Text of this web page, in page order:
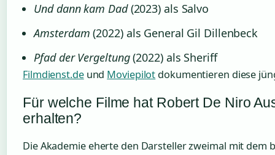
Und dann kam Dad(2023) als Salvo
Amsterdam (2022) als General Gil Dillenbeck
Pfad der Vergeltung(2022) als Sheriff
Filmdienst.deund Moviepilot dokumentieren diese
Für welche Filme hat Robert De Niro
erhalten?
Die Akademie eherte den Darsteller zweimal mit dem